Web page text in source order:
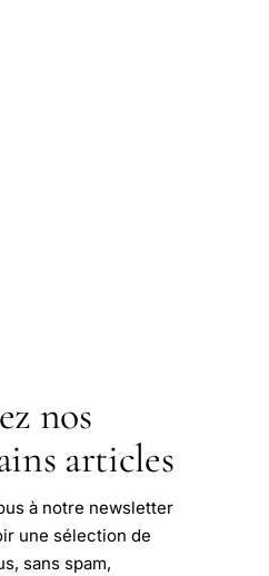
nos
articles
à notre newsletter
une sélection de
sans spam,